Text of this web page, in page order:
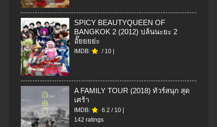
SPICY BEAUTYQUEEN OF
BANGKOK 2 (2012) ปล้นนะยะ 2
อั๊ยยยย่ะ
IMDB: / 10 |
A FAMILY TOUR (2018) ทัวร์สนุก สุด
เศร้า
IMDB: 6.2 / 10 |
142 ratings